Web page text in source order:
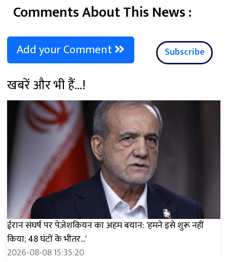
Comments About This News :
Add your Comment Subscribe
खबरें और भी हैं...!
ईरान संघर्ष पर पेज़ेशकियन का अहम बयान: 'हमने इसे शुरू नहीं
किया; 48 घंटों के भीतर...'
2026-08-08 15:35:20